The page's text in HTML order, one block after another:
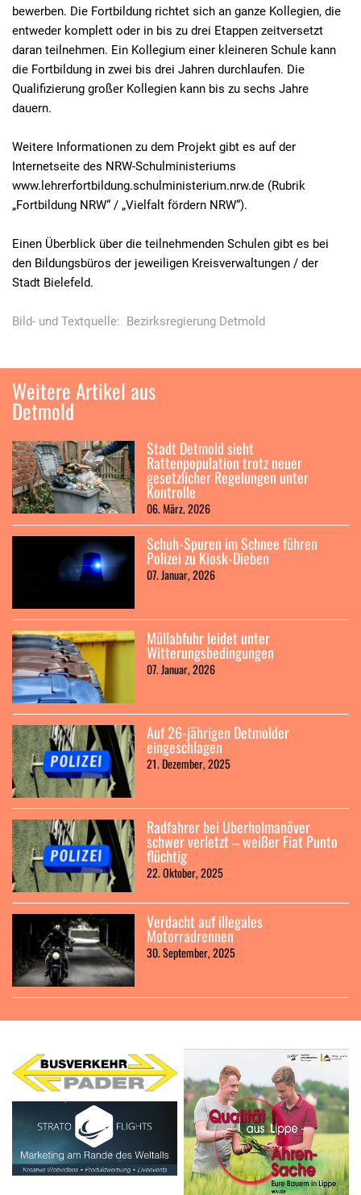
bewerben. Die Fortbildung richtet sich an ganze Kollegien, die
entweder komplett oder in bis zu drei Etappen zeitversetzt
daran teilnehmen. Ein Kollegium einer kleineren Schule kann
die Fortbildung in zwei bis drei Jahren durchlaufen. Die
Qualifizierung großer Kollegien kann bis zu sechs Jahre
dauern.
Weitere Informationen zu dem Projekt gibt es auf der
Internetseite des NRW-Schulministeriums
www.lehrerfortbildung.schulministerium.nrw.de (Rubrik
„Fortbildung NRW“ / „Vielfalt fördern NRW“).
Einen Überblick über die teilnehmenden Schulen gibt es bei
den Bildungsbüros der jeweiligen Kreisverwaltungen / der
Stadt Bielefeld.
Bild- und Textquelle: Bezirksregierung Detmold
Weitere Artikel aus
Detmold
Stadt Detmold sieht
Rattenpopulation trotz neuer
gesetzlicher Regelungen unter
Kontrolle
06. März, 2026
Schuh-Spuren im Schnee führen
Polizei zu Kiosk-Dieben
07. Januar, 2026
Müllabfuhr leidet unter
Witterungsbedingungen
07. Januar, 2026
Auf 26-jährigen Detmolder
eingeschlagen
21. Dezember, 2025
Radfahrer bei Überholmanöver
schwer verletzt – weißer Fiat Punto
flüchtig
22. Oktober, 2025
Verdacht auf illegales
Motorradrennen
30. September, 2025